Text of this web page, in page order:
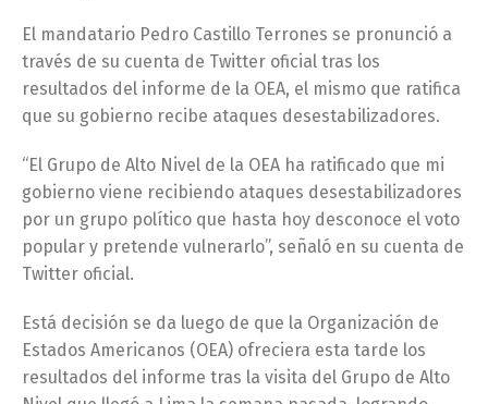
El mandatario Pedro Castillo Terrones se pronunció a
través de su cuenta de Twitter oficial tras los
resultados del informe de la OEA, el mismo que ratifica
que su gobierno recibe ataques desestabilizadores.
“El Grupo de Alto Nivel de la OEA ha ratificado que mi
gobierno viene recibiendo ataques desestabilizadores
por un grupo político que hasta hoy desconoce el voto
popular y pretende vulnerarlo”, señaló en su cuenta de
Twitter oficial.
Está decisión se da luego de que la Organización de
Estados Americanos (OEA) ofreciera esta tarde los
resultados del informe tras la visita del Grupo de Alto